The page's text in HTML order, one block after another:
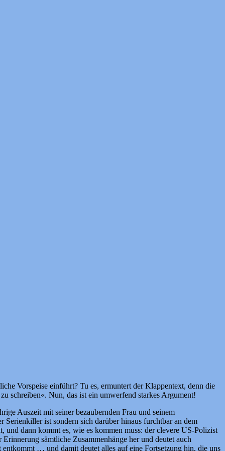
Vorspeise einführt? Tu es, ermuntert der Klappentext, denn die
schreiben«. Nun, das ist ein umwerfend starkes Argument!
Auszeit mit seiner bezaubernden Frau und seinem
ist sondern sich darüber hinaus furchtbar an dem
und dann kommt es, wie es kommen muss: der clevere US-Polizist
sämtliche Zusammenhänge her und deutet auch
… und damit deutet alles auf eine Fortsetzung hin, die uns